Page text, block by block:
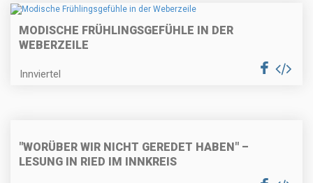
MODISCHE FRÜHLINGSGEFÜHLE IN DER
WEBERZEILE
Innviertel
"WORÜBER WIR NICHT GEREDET HABEN" –
LESUNG IN RIED IM INNKREIS